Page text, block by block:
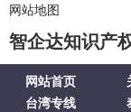
网站地图
智企达知识产
网站首页
台湾专线